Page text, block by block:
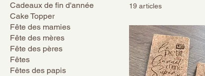
Cadeaux de fin d'année
Cake Topper
Fête des mamies
Fête des mères
Fête des pères
Fêtes
Fêtes des papis
19 articles